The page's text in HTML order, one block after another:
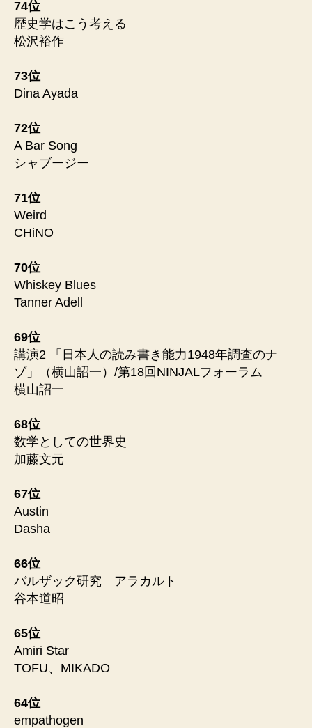
74位
歴史学はこう考える
松沢裕作
73位
Dina Ayada
72位
A Bar Song
シャブージー
71位
Weird
CHiNO
70位
Whiskey Blues
Tanner Adell
69位
講演2 「日本人の読み書き能力1948年調査のナ
ゾ」（横山詔一）/第18回NINJALフォーラム
横山詔一
68位
数学としての世界史
加藤文元
67位
Austin
Dasha
66位
バルザック研究 アラカルト
谷本道昭
65位
Amiri Star
TOFU、MIKADO
64位
empathogen